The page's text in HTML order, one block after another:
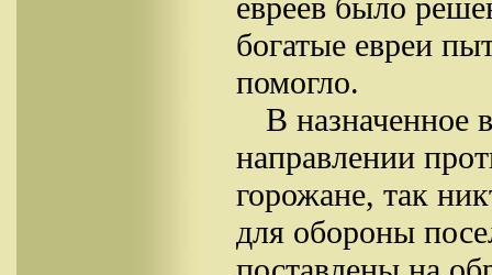
богатые евреи
помогло.
В назначенное
направлении
горожане, так
для обороны